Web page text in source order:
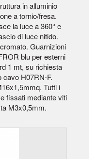
in alluminio
a tornio/fresa.
la luce a 360° e
di luce nitido.
Guarnizioni
blu per esterni
1 mt, su richiesta
cavo H07RN-F.
Tutti i
fissati mediante viti
M3x0,5mm.